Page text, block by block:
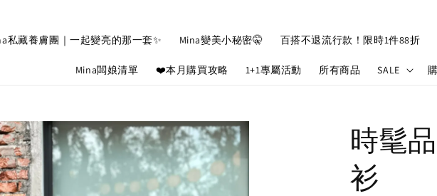
私藏養膚團｜一起變亮的那一套✨ Mina變美小秘密🤫 百搭不退流行款！限時1件88折
Mina闆娘清單 ❤️本月購買攻略 1+1專屬活動 所有商品 SALE
時髦
衫